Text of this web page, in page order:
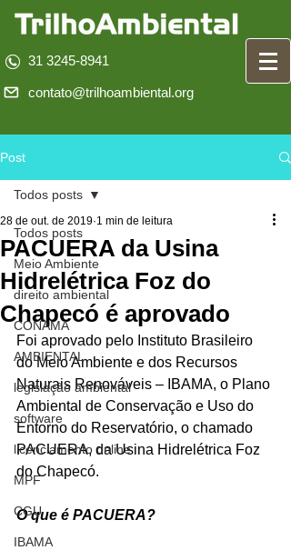
31 3245-8941
contato@trilhoambiental.org
Post
Todos posts
Meio Ambiente
direito ambiental
CONAMA
AMBIENTAL
legislação ambiental
software
licenciamento online
MPF
CGU
IBAMA
Todos posts
PACUERA da Usina
Hidrelétrica Foz do
Chapecó é aprovado
28 de out. de 2019 1 min de leitura
Foi aprovado pelo Instituto Brasileiro
do Meio Ambiente e dos Recursos
Naturais Renováveis – IBAMA, o Plano
Ambiental de Conservação e Uso do
Entorno do Reservatório, o chamado
PACUERA, da Usina Hidrelétrica Foz
do Chapecó.
O que é PACUERA?